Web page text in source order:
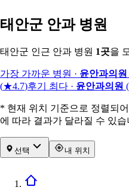
태안군 안과 병원
태안군 인근 안과 병원 1곳을
가장 가까운 병원 · 윤안과의원
(★4.7)후기 최다 · 윤안과의원 (
* 현재 위치 기준으로 정렬되
에 따라 결과가 달라질 수 있습
선택 내 위치